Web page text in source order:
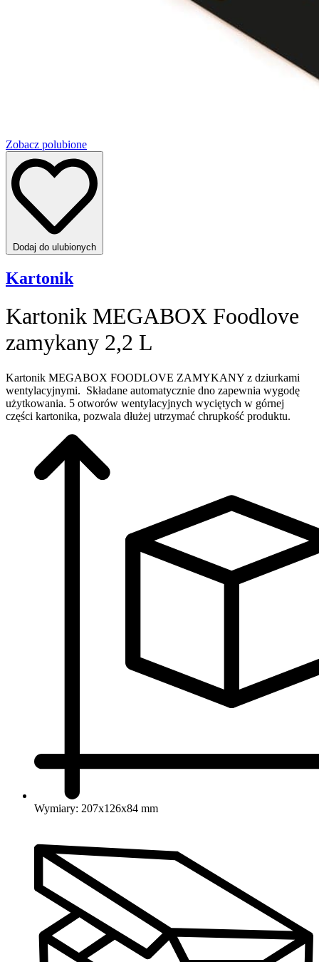
Zobacz polubione
Dodaj do ulubionych
Kartonik
Kartonik MEGABOX Foodlove
zamykany 2,2 L
Kartonik MEGABOX FOODLOVE ZAMYKANY z dziurkami
wentylacyjnymi. Składane automatycznie dno zapewnia wygodę
użytkowania. 5 otworów wentylacyjnych wyciętych w górnej
części kartonika, pozwala dłużej utrzymać chrupkość produktu.
Wymiary: 207x126x84 mm